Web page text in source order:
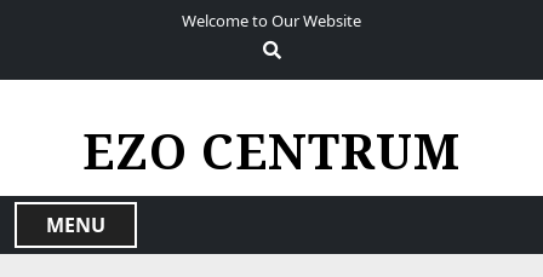
Welcome to Our Website
EZO CENTRUM
MENU